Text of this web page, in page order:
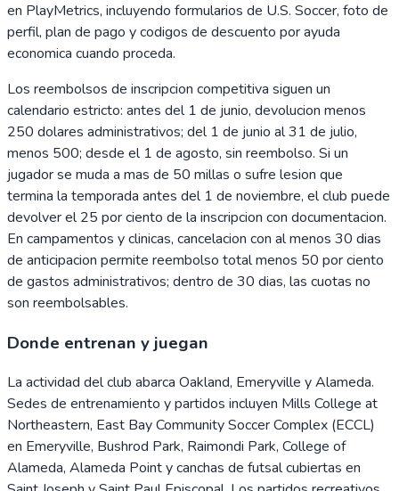
en PlayMetrics, incluyendo formularios de U.S. Soccer, foto de
perfil, plan de pago y codigos de descuento por ayuda
economica cuando proceda.
Los reembolsos de inscripcion competitiva siguen un
calendario estricto: antes del 1 de junio, devolucion menos
250 dolares administrativos; del 1 de junio al 31 de julio,
menos 500; desde el 1 de agosto, sin reembolso. Si un
jugador se muda a mas de 50 millas o sufre lesion que
termina la temporada antes del 1 de noviembre, el club puede
devolver el 25 por ciento de la inscripcion con documentacion.
En campamentos y clinicas, cancelacion con al menos 30 dias
de anticipacion permite reembolso total menos 50 por ciento
de gastos administrativos; dentro de 30 dias, las cuotas no
son reembolsables.
Donde entrenan y juegan
La actividad del club abarca Oakland, Emeryville y Alameda.
Sedes de entrenamiento y partidos incluyen Mills College at
Northeastern, East Bay Community Soccer Complex (ECCL)
en Emeryville, Bushrod Park, Raimondi Park, College of
Alameda, Alameda Point y canchas de futsal cubiertas en